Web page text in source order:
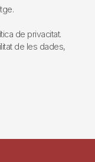
de privacitat.
de les dades,